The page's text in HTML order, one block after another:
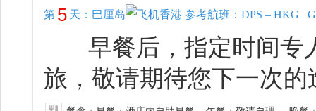
第 5 天： 巴厘岛 香港 参考航班：DPS – HKG
早餐后，指定时间专
旅，敬请期待您下一次的